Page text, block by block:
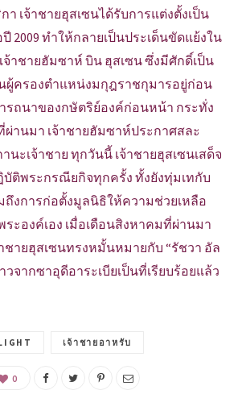
า เจ้าชายฮุสเซนได้รับการแต่งตั้งเป็น
2009 ทำให้กลายเป็นประเด็นขัดแย้งใน
จ้าชายฮัมซาห์ บิน ฮุสเซน ซึ่งมีศักดิ์เป็น
ผู้ครองตำแหน่งมกุฎราชกุมารอยู่ก่อน
รถนาของกษัตริย์องค์ก่อนหน้า กระทั่ง
ผ่านมา เจ้าชายฮัมซาห์ประกาศสละ
นะเจ้าชาย ทุกวันนี้ เจ้าชายฮุสเซนเสด็จ
ติพระกรณียกิจทุกครั้ง ทั้งยังทุ่มเทกับ
ถึงการก่อตั้งมูลนิธิให้ความช่วยเหลือ
ะองค์เอง เมื่อเดือนสิงหาคมที่ผ่านมา
ชายฮุสเซนทรงหมั้นหมายกับ “รัชวา อัล
จากซาอุดีอาระเบียเป็นที่เรียบร้อยแล้ว
เจ้าชายอาหรับ
0